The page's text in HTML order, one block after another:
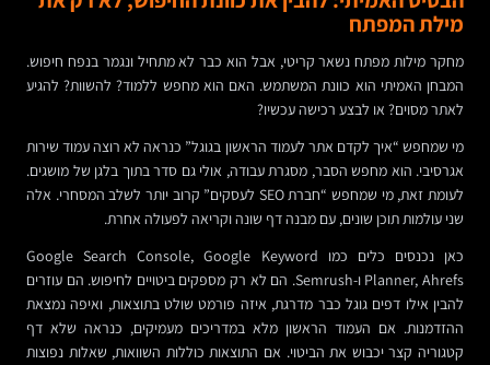
מילת המפתח
מחקר מילות מפתח נשאר קריטי, אבל הוא כבר לא מתחיל ונגמר בנפח חיפוש.
המבחן האמיתי הוא כוונת המשתמש. האם הוא מחפש ללמוד? להשוות? להגיע
לאתר מסוים? או לבצע רכישה עכשיו?
מי שמחפש “איך לקדם אתר לעמוד הראשון בגוגל” כנראה לא רוצה עמוד שירות
אגרסיבי. הוא מחפש הסבר, מסגרת עבודה, אולי גם סדר בתוך בלגן של מושגים.
לעומת זאת, מי שמחפש “חברת SEO לעסקים” קרוב יותר לשלב המסחרי. אלה
שני עולמות תוכן שונים, עם מבנה דף שונה וקריאה לפעולה אחרת.
כאן נכנסים כלים כמו Google Search Console, Google Keyword
Planner, Ahrefs ו-Semrush. הם לא רק מספקים ביטויים לחיפוש. הם עוזרים
להבין אילו דפים גוגל כבר מדרגת, איזה פורמט שולט בתוצאות, ואיפה נמצאת
ההזדמנות. אם העמוד הראשון מלא במדריכים מעמיקים, כנראה שלא דף
קטגוריה קצר יכבוש את הביטוי. אם התוצאות כוללות השוואות, שאלות נפוצות